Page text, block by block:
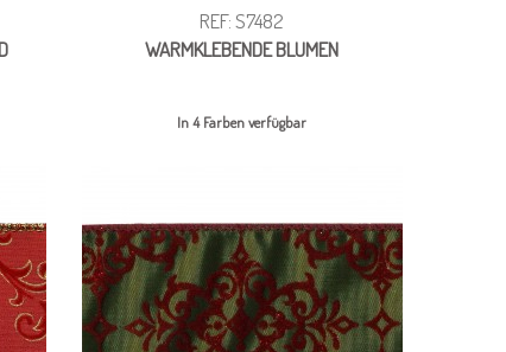
REF: S7482
WARMKLEBENDE BLUMEN
In 4 Farben verfügbar